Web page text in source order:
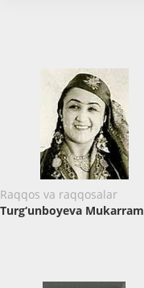
Raqqos va raqqosalar
Turg‘unboyeva Mukarram